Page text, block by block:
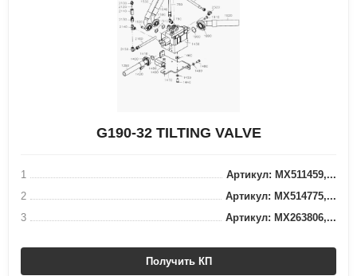
G190-32 TILTING VALVE
1
Артикул: MX511459,...
2
Артикул: MX514775,...
3
Артикул: MX263806,...
Получить КП